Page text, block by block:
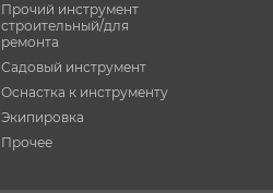
Прочий инструмент
строительный/для
ремонта
Садовый инструмент
Оснастка к инструменту
Экипировка
Прочее